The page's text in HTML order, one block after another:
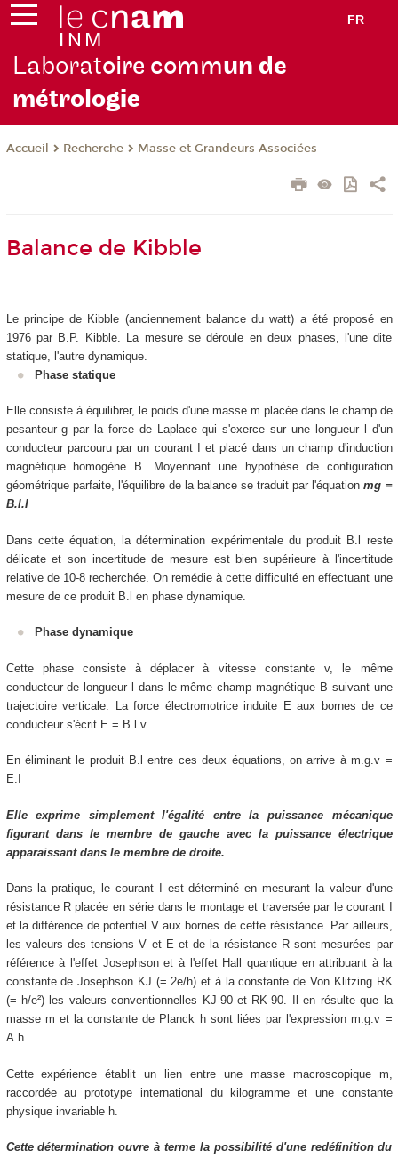
FR
Laboratoire commun de
métrologie
Accueil Recherche Masse et Grandeurs Associées
Balance de Kibble
Le principe de Kibble (anciennement balance du watt) a été proposé en
1976 par B.P. Kibble. La mesure se déroule en deux phases, l'une dite
statique, l'autre dynamique.
Phase statique
Elle consiste à équilibrer, le poids d'une masse m placée dans le champ de
pesanteurgpar la force de Laplace qui s'exerce sur une longueur
d'un
conducteur parcouru par un courant
Iet placé dans un champ d'induction
magnétique homogène
B. Moyennant une hypothèse de configuration
géométrique parfaite, l'équilibre de la balance se traduit par l'équationmg =
B.l.I
Dans cette équation, la détermination expérimentale du produit B.l reste
délicate et son incertitude de mesure est bien supérieure à l'incertitude
relative de 10-8 recherchée. On remédie à cette difficulté en effectuant une
mesure de ce produit B.l en phase dynamique.
Phase dynamique
Cette phase consiste à déplacer à vitesse constantev, le même
conducteur de longueur
dans le même champ magnétique B suivant une
trajectoire verticale. La force électromotrice induite E aux bornes de ce
conducteur s'écrit E = B.l.v
En éliminant le produit B.lentre ces deux équations, on arrive àm.g.v =
E.I
Elle exprime simplement l'égalité entre la puissance mécanique
figurant dans le membre de gauche avec la puissance électrique
apparaissant dans le membre de droite.
Dans la pratique, le courant
est déterminé en mesurant la valeur d'une
résistance Rplacée en série dans le montage et traversée par le courant
et la différence de potentiel Vaux bornes de cette résistance. Par ailleurs,
les valeurs des tensionsV et E et de la résistance Rsont mesurées par
référence à l'effet Josephson et à l'effet Hall quantique en attribuant à la
constante de Josephson KJ (= 2e/h) et à la constante de Von Klitzing RK
(= h/e²) les valeurs conventionnelles KJ-90et RK-90. Il en résulte que la
masse m et la constante de Planck h sont liées par l'expressionm.g.v =
A.h
Cette expérience établit un lien entre une masse macroscopique m
raccordée au prototype international du kilogramme et une constante
physique invariable h.
Cette détermination ouvre à terme la possibilité d'une redéfinition du